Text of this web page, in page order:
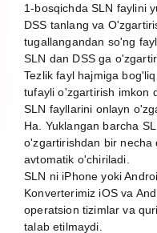
1-bosqichda SLN faylini
DSS tanlang va
tugallangandan so'ng
SLN dan DSS ga
Tezlik fayl hajmiga
tufayli o'zgartirish imkon
SLN fayllarini onlayn
Ha. Yuklangan barcha
o'zgartirishdan bir necha
avtomatik o'chiriladi.
SLN ni iPhone yoki
Konverterimiz iOS va
operatsion tizimlar va
talab etilmaydi.